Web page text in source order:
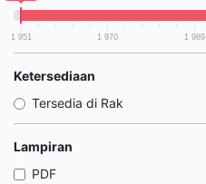
1 951 1 970 1 989
Ketersediaan
Tersedia di Rak
Lampiran
PDF